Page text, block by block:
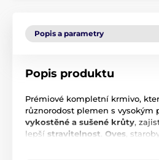
Popis a parametry
Popis produktu
Prémiové kompletní krmivo,
různorodost plemen s vysokým
vykostěné a sušené krůty,
lepší stravitelnost Oves ,